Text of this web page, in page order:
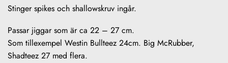
Stinger spikes och shallowskruv ingår.
Passar jiggar som är ca 22 – 27 cm.
Som tillexempel Westin Bullteez 24cm. Big McRubber,
Shadteez 27 med flera.